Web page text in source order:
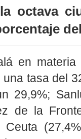
octava
en
tasa del
29,9%;
de la